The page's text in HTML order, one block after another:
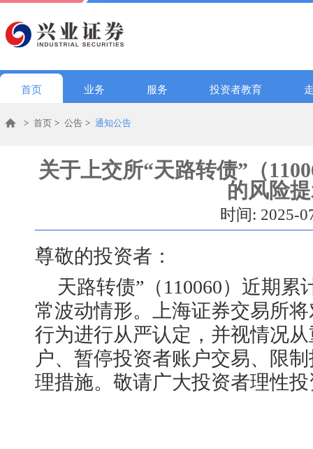
首页 业务 服务 投资者教育
> 首页 > 公告 > 通知公告
关于上交所“天路转债”（
的风险
时间: 2025-
尊敬的投资者：
天路转债”（110060）近期
常波动情形。上海证券交易所
行为进行从严认定，并视情况
户、暂停投资者账户交易、限
理措施。敬请广大投资者理性